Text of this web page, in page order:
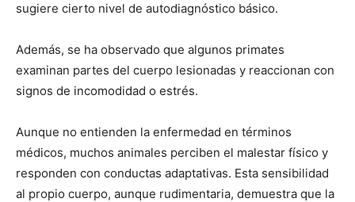
sugiere cierto nivel de autodiagnóstico básico.
Además, se ha observado que algunos primates
examinan partes del cuerpo lesionadas y reaccionan con
signos de incomodidad o estrés.
Aunque no entienden la enfermedad en términos
médicos, muchos animales perciben el malestar físico y
responden con conductas adaptativas. Esta sensibilidad
al propio cuerpo, aunque rudimentaria, demuestra que la